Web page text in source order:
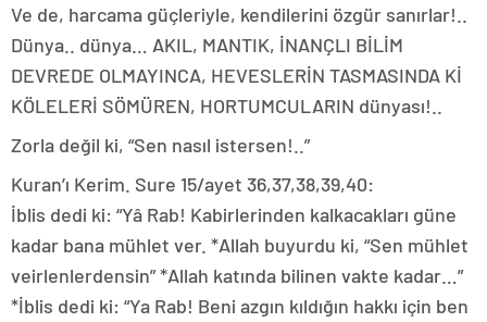
Ve de, harcama güçleriyle, kendilerini özgür sanırlar!..
Dünya.. dünya… AKIL, MANTIK, İNANÇLI BİLİM
DEVREDE OLMAYINCA, HEVESLERİN TASMASINDA Kİ
KÖLELERİ SÖMÜREN, HORTUMCULARIN dünyası!..
Zorla değil ki, “Sen nasıl istersen!..”
Kuran’ı Kerim. Sure 15/ayet 36,37,38,39,40:
İblis dedi ki: “Yâ Rab! Kabirlerinden kalkacakları güne
kadar bana mühlet ver. *Allah buyurdu ki, “Sen mühlet
veirlenlerdensin” *Allah katında bilinen vakte kadar…”
*İblis dedi ki: “Ya Rab! Beni azgın kıldığın hakkı için ben